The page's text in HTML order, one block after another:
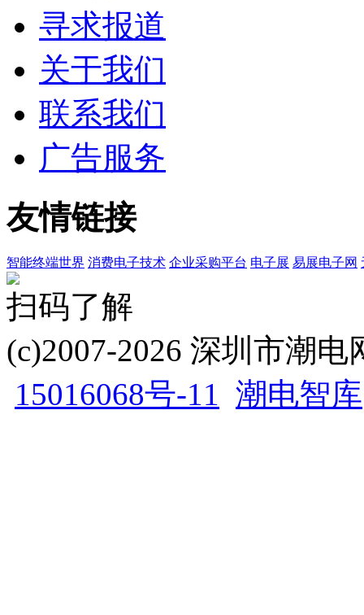
寻求报道
关于我们
联系我们
广告服务
友情链接
智能终端世界 消费电子技术 企业采购平台 电子展 易展电子网
扫码了解
(c)2007-2026 深圳市潮
15016068号-11 潮电智库